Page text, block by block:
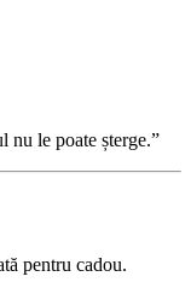
nu le poate șterge.”
pentru cadou.